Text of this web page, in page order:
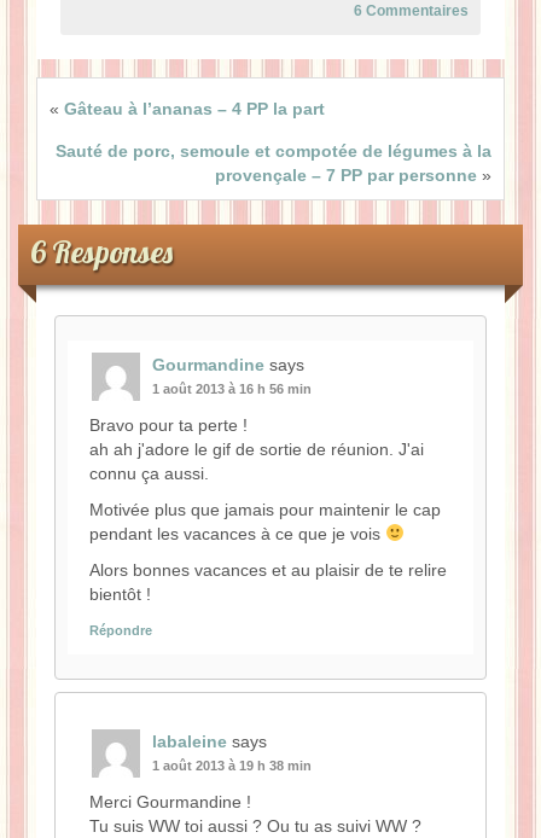
6 Commentaires
« Gâteau à l’ananas – 4 PP la part
Sauté de porc, semoule et compotée de légumes à la
provençale – 7 PP par personne »
6 Responses
Gourmandine says
1 août 2013 à 16 h 56 min
Bravo pour ta perte !
ah ah j'adore le gif de sortie de réunion. J'ai
connu ça aussi.
Motivée plus que jamais pour maintenir le cap
pendant les vacances à ce que je vois
Alors bonnes vacances et au plaisir de te relire
bientôt !
Répondre
labaleine says
1 août 2013 à 19 h 38 min
Merci Gourmandine !
Tu suis WW toi aussi ? Ou tu as suivi WW ?